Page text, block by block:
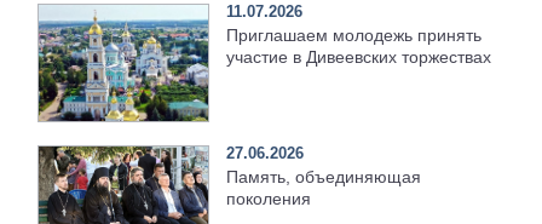
11.07.2026
Приглашаем молодежь принять
участие в Дивеевских торжествах
27.06.2026
Память, объединяющая
поколения